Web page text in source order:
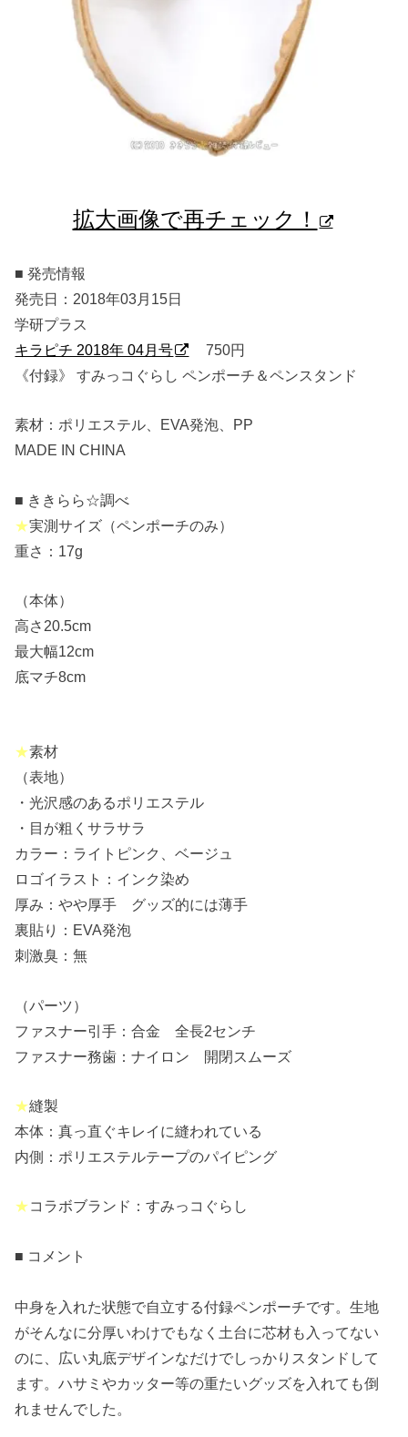
拡大画像で再チェック！
■ 発売情報
発売日：2018年03月15日
学研プラス
キラピチ 2018年 04月号
750円
《付録》 すみっコぐらし ペンポーチ＆ペンスタンド
素材：ポリエステル、EVA発泡、PP
MADE IN CHINA
■ ききらら☆調べ
★実測サイズ（ペンポーチのみ）
重さ：17g
（本体）
高さ20.5cm
最大幅12cm
底マチ8cm
★素材
（表地）
・光沢感のあるポリエステル
・目が粗くサラサラ
カラー：ライトピンク、ベージュ
ロゴイラスト：インク染め
厚み：やや厚手 グッズ的には薄手
裏貼り：EVA発泡
刺激臭：無
（パーツ）
ファスナー引手：合金 全長2センチ
ファスナー務歯：ナイロン 開閉スムーズ
★縫製
本体：真っ直ぐキレイに縫われている
内側：ポリエステルテープのパイピング
★コラボブランド：すみっコぐらし
■ コメント
中身を入れた状態で自立する付録ペンポーチです。生地
がそんなに分厚いわけでもなく土台に芯材も入ってない
のに、広い丸底デザインなだけでしっかりスタンドして
ます。ハサミやカッター等の重たいグッズを入れても倒
れませんでした。